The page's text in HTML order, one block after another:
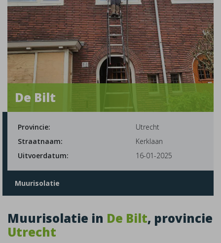
De Bilt
Provincie:
Utrecht
Straatnaam:
Kerklaan
Uitvoerdatum:
16-01-2025
Muurisolatie
Muurisolatie in De Bilt, provincie
Utrecht